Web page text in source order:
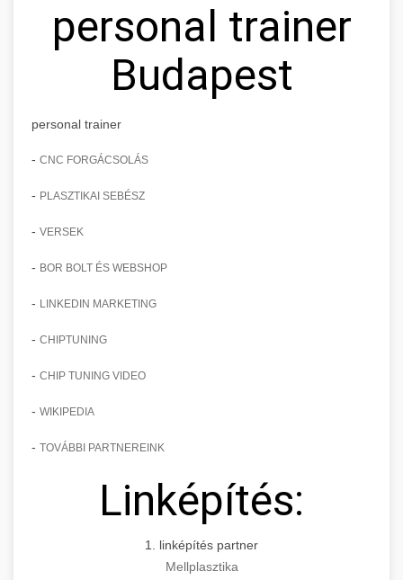
personal trainer
Budapest
personal trainer
- CNC FORGÁCSOLÁS
- PLASZTIKAI SEBÉSZ
- VERSEK
- BOR BOLT ÉS WEBSHOP
- LINKEDIN MARKETING
- CHIPTUNING
- CHIP TUNING VIDEO
- WIKIPEDIA
- TOVÁBBI PARTNEREINK
Linképítés:
1. linképítés partner
Mellplasztika